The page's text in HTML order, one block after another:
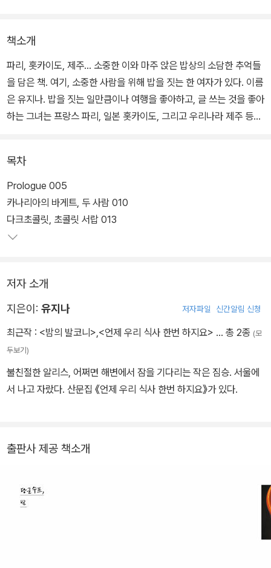
책소개
파리, 홋카이도, 제주… 소중한 이와 마주 앉은 밥상의 소담한 추억들
을 담은 책. 여기, 소중한 사람을 위해 밥을 짓는 한 여자가 있다. 이름
은 유지나. 밥을 짓는 일만큼이나 여행을 좋아하고, 글 쓰는 것을 좋아
하는 그녀는 프랑스 파리, 일본 홋카이도, 그리고 우리나라 제주 등에
파스타와 김밥, 샐러드와 타르트, 샌드위치와 생선구이 등 그녀의 식
탁 위의 메뉴에는 국경도 없고 한계도 없다. 그저, 보다 맛있게, 그리
고 먹는 사람이 행복해질 수 있도록, 매순간 최선을 다해 만들 뿐이다.
타주와 같이 영화나 소설 속에서 들어봤음직한 다소 생소한 음식들도
등장한다. 그밖에도 오니기리, 굴라쉬 등 그녀가 머물던 나라의 고유
었던 사람들에 대하여, 즉, 그녀와 그녀의 음식, 그리고 그 주변의 소
소한 이야기들이 맛깔나면서도 서정적인 문체로 버무려지고 있다.
여기에는 단순히 지은이의 개인적 경험이나 감상만을 모아놓은 것이
마주 앉아 함께 먹는 식사'라는 큰 주제 아래 자연스럽게 얽히고 있다.
목차
Prologue 005
카나리아의 바게트, 두 사람 010
다크초콜릿, 초콜릿 서랍 013
저자 소개
지은이: 유지나 저자파일 신간알림 신청
최근작 : <밤의 발코니>,<언제 우리 식사 한번 하지요> … 총 2종 (모
두보기)
불친절한 알리스, 어쩌면 해변에서 잠을 기다리는 작은 짐승. 서울에
서 나고 자랐다. 산문집 《언제 우리 식사 한번 하지요》가 있다.
출판사 제공 책소개